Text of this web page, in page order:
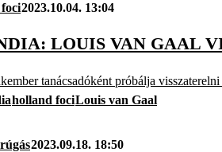
2023.10.04. 13:04
LOUIS VAN GAAL
tanácsadóként próbálja
holland fociLouis van Gaal
2023.09.18. 18:50